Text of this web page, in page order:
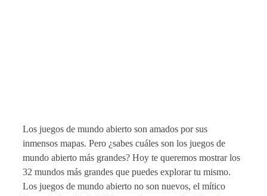
Los juegos de mundo abierto son amados por sus
inmensos mapas. Pero ¿sabes cuáles son los juegos de
mundo abierto más grandes? Hoy te queremos mostrar los
32 mundos más grandes que puedes explorar tu mismo.
Los juegos de mundo abierto no son nuevos, el mítico